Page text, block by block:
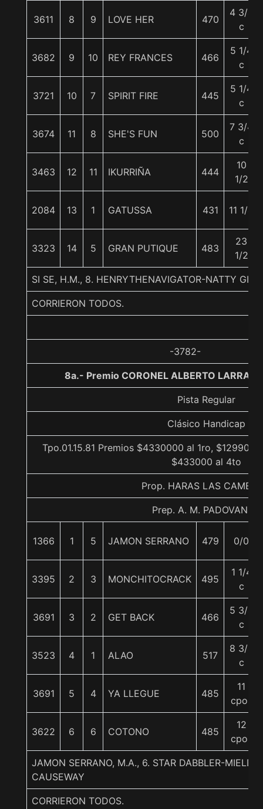
3611 8 9 LOVE HER 470
4 3/4
c
3682 9 10 REY FRANCES 466
5 1/4
c
3721 10 7 SPIRIT FIRE 445
5 1/4
c
3674 11 8 SHE'S FUN 500
7 3/4
c
3463 12 11 IKURRIÑA 444
10
1/2
2084 13 1 GATUSSA 431 11 1/4
3323 14 5 GRAN PUTIQUE 483
23
1/2
SI SE, H.M., 8. HENRYTHENAVIGATOR-NATTY
CORRIERON TODOS.
-3782-
8a.- Premio CORONEL ALBERTO
Pista Regular
Clásico Handicap
Tpo.01.15.81 Premios $4330000 al 1ro,
$433000 al 4to
Prop. HARAS LAS
Prep. A. M. PADOVANI F.
1366 1 5 JAMON SERRANO 479 0/0
3395 2 3 MONCHITOCRACK 495
1 1/4
c
3691 3 2 GET BACK 466
5 3/4
c
3523 4 1 ALAO 517
8 3/4
c
3691 5 4 YA LLEGUE 485
11
cpos
3622 6 6 COTONO 485
12
cpos
JAMON SERRANO, M.A., 6. STAR DABBLER-
CAUSEWAY
CORRIERON TODOS.